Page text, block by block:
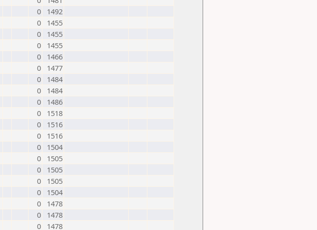
0
1492
0
1455
0
1455
0
1455
0
1466
0
1477
0
1484
0
1484
0
1486
0
1518
0
1516
0
1516
0
1504
0
1505
0
1505
0
1505
0
1504
0
1478
0
1478
0
1478